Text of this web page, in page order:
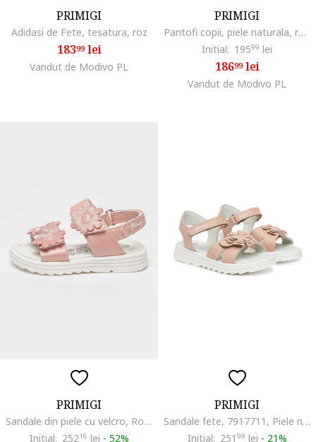
PRIMIGI
Adidasi de Fete, tesatura, roz
18399lei
Vandut de Modivo PL
PRIMIGI
Pantofi copii, piele naturala, roz, sistem inchidere Velcro
Initial: 19599 lei
18699lei
Vandut de Modivo PL
PRIMIGI
Sandale din piele cu velcro, Roz deschis
Initial: 25216 lei - 52%
PRIMIGI
Sandale fete, 7917711, Piele naturala, Roz, Roz
Initial: 251 99 lei - 21%